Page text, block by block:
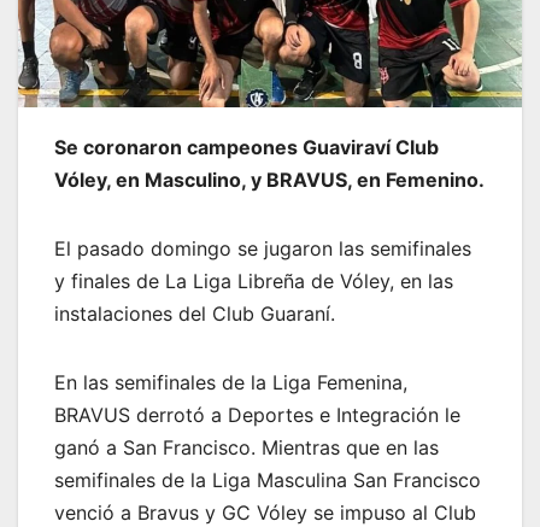
Se coronaron campeones Guaviraví Club
Vóley, en Masculino, y BRAVUS, en Femenino.
El pasado domingo se jugaron las semifinales
y finales de La Liga Libreña de Vóley, en las
instalaciones del Club Guaraní.
En las semifinales de la Liga Femenina,
BRAVUS derrotó a Deportes e Integración le
ganó a San Francisco. Mientras que en las
semifinales de la Liga Masculina San Francisco
venció a Bravus y GC Vóley se impuso al Club